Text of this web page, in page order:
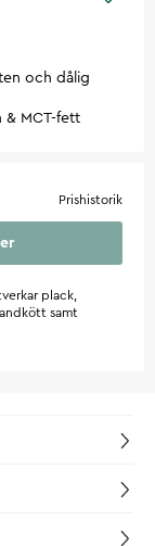
och dålig
& MCT-fett
Prishistorik
plack,
samt